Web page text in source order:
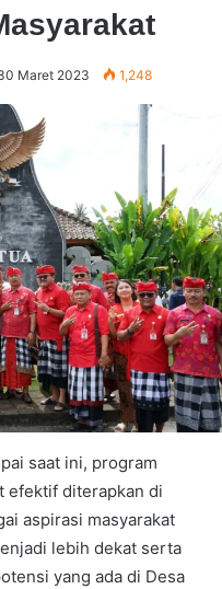
Maret 2023 1,248
saat ini, program
efektif diterapkan di
aspirasi masyarakat
lebih dekat serta
yang ada di Desa